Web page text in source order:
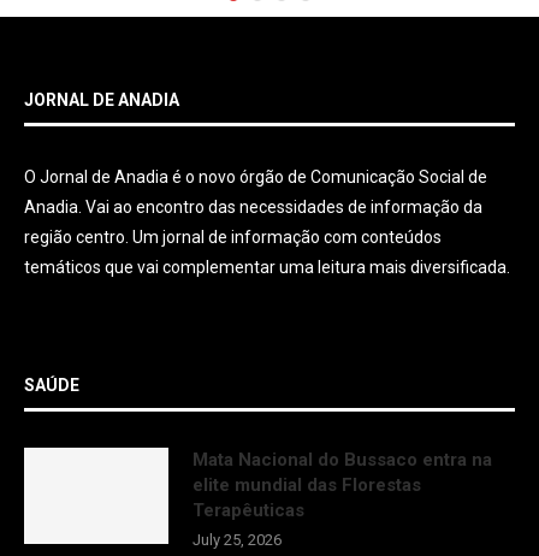
JORNAL DE ANADIA
O Jornal de Anadia é o novo órgão de Comunicação Social de
Anadia. Vai ao encontro das necessidades de informação da
região centro. Um jornal de informação com conteúdos
temáticos que vai complementar uma leitura mais diversificada.
SAÚDE
Mata Nacional do Bussaco entra na
elite mundial das Florestas
Terapêuticas
July 25, 2026